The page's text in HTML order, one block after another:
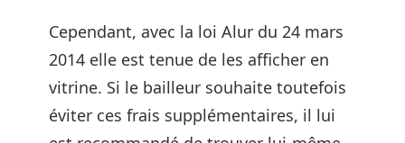
Cependant, avec la loi Alur du 24 mars
2014 elle est tenue de les afficher en
vitrine. Si le bailleur souhaite toutefois
éviter ces frais supplémentaires, il lui